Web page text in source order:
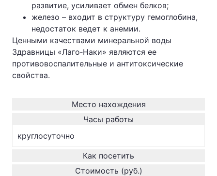
развитие, усиливает обмен белков;
железо – входит в структуру гемоглобина,
недостаток ведет к анемии.
Ценными качествами минеральной воды
Здравницы «Лаго‐Наки» являются ее
противовоспалительные и антитоксические
свойства.
Место нахождения
Часы работы
круглосуточно
Как посетить
Стоимость (руб.)